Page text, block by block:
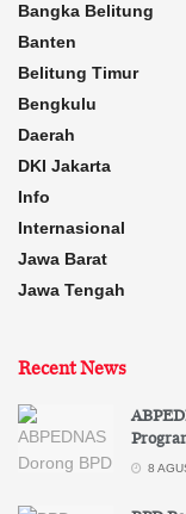
Bangka Belitung
Banten
Belitung Timur
Bengkulu
Daerah
DKI Jakarta
Info
Internasional
Jawa Barat
Jawa Tengah
Recent News
8